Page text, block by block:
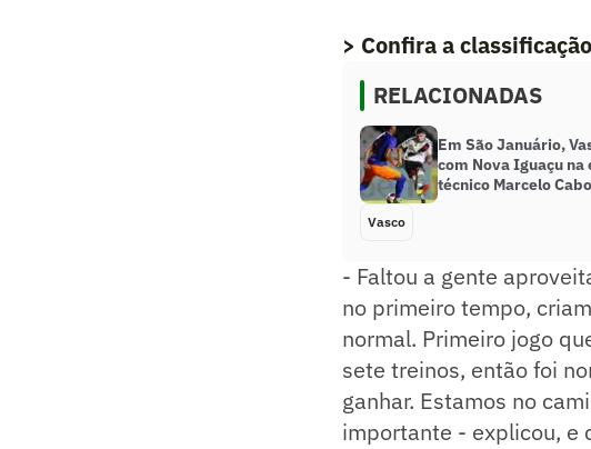
> Confira a
RELACIONADAS
Em São Januário,
com Nova Iguaçu na
técnico Marcelo
Vasco
- Faltou a gente
no primeiro tempo,
normal. Primeiro jogo
sete treinos, então foi
ganhar. Estamos no
importante - explicou, e